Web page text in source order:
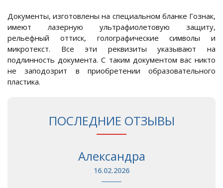
Документы, изготовлены на специальном бланке Гознак,
имеют лазерную ультрафиолетовую защиту,
рельефный оттиск, голографические символы и
микротекст. Все эти реквизиты указывают на
подлинность документа. С таким документом вас никто
не заподозрит в приобретении образовательного
пластика.
ПОСЛЕДНИЕ ОТЗЫВЫ
Александра
16.02.2026